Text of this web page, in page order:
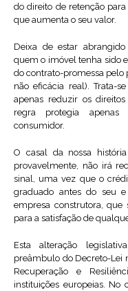
do direito de retenção
que aumenta o seu valor.
Deixa de estar
quem o imóvel tenha sido
do contrato-promessa pelo
não eficácia real). Trata-
apenas reduzir os
regra protegia apenas
consumidor.
O casal da nossa
provavelmente, não irá
sinal, uma vez que o
graduado antes do seu
empresa construtora, que
para a satisfação de
Esta alteração
preâmbulo do Decreto-Lei
Recuperação e
instituições europeias.